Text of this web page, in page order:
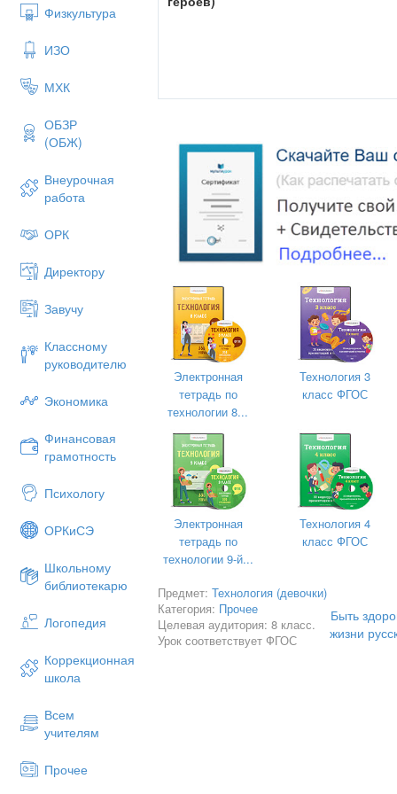
Физкультура
ИЗО
МХК
ОБЗР
(ОБЖ)
Внеурочная
работа
ОРК
Директору
Завучу
Классному
руководителю
Экономика
Финансовая
грамотность
Психологу
ОРКиСЭ
Школьному
библиотекарю
Логопедия
Коррекционная
школа
Всем
учителям
Прочее
что человек, ведущий активный
Электронная
тетрадь по
технологии 8...
Технология 3
класс ФГОС
Электронная
тетрадь по
технологии 9-й...
Технология 4
класс ФГОС
Предмет:Технология (девочки)
Категория: Прочее
Целевая аудитория: 8 класс.
Урок соответствует ФГОС
Быть
жизни